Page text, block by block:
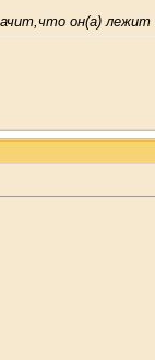
он(а) лежит